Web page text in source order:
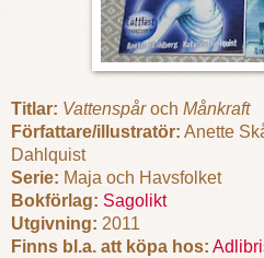
Titlar: Vattenspåroch Månkraft
Författare/illustratör: Anette
Dahlquist
Serie: Maja och Havsfolket
Bokförlag: Sagolikt
Utgivning: 2011
Finns bl.a. att köpa hos: